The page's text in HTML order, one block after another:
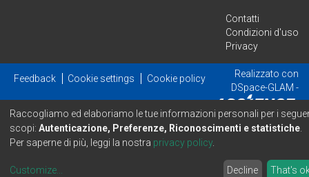
Contatti
Condizioni d'uso
Privacy
Feedback Cookie settings Cookie policy
Realizzato con
DSpace-GLAM -
Raccogliamo ed elaboriamo le tue informazioni personali per i
scopi: Autenticazione, Preferenze, Riconoscimenti e statistiche
Per saperne di più, leggi la nostra privacy policy.
Customize... Decline That's